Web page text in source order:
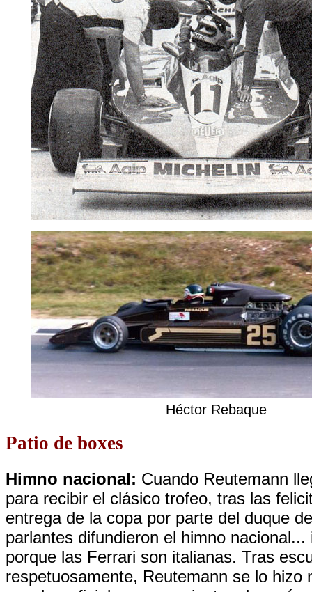
Héctor Rebaque
Patio de boxes
Himno nacional: Cuando Reutemann
para recibir el clásico trofeo, tras las
entrega de la copa por parte del duque
parlantes difundieron el himno nacional...
porque las Ferrari son italianas. Tras
respetuosamente, Reutemann se lo hizo